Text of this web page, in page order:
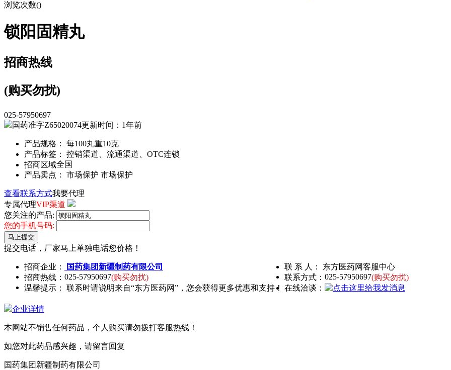
浏览次数()
锁阳固精丸
招商热线
(购买勿扰)
025-57950697
国药准字Z65020074更新时间：1年前
产品规格： 每100丸重10克
产品标签： 控销渠道、流通渠道、OTC连锁
招商区域：全国
产品卖点： 市场保护 市场保护
查看联系方式我要代理
专属代理VIP渠道
您关注的产品:
您的手机号码:
马上提交
提交电话，厂家马上单独电话您价格！
招商企业： 国药集团新疆制药有限公司
联 系 人： 东方医药网客服中心
招商热线： 025-57950697(购买勿扰) 联系方式： 025-57950697(购买勿扰)
温馨提示： 联系时请说明来自“东方医药网”，您会获得更多优惠和支持！ 在线洽谈：
企业详情
本网站不销售任何药品，个人购买请勿拨打客服热线！
如您对此药品感兴趣，请留言回复
国药集团新疆制药有限公司